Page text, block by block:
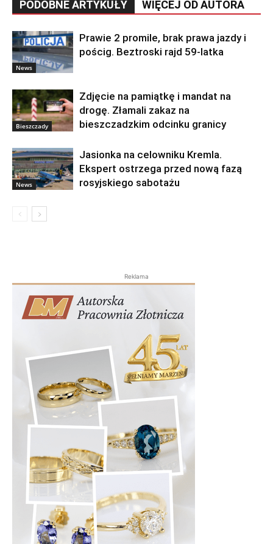
PODOBNE ARTYKUŁY WIĘCEJ OD AUTORA
News
Prawie 2 promile, brak prawa jazdy i
pościg. Beztroski rajd 59-latka
Bieszczady
Zdjęcie na pamiątkę i mandat na
drogę. Złamali zakaz na
bieszczadzkim odcinku granicy
News
Jasionka na celowniku Kremla.
Ekspert ostrzega przed nową fazą
rosyjskiego sabotażu
Reklama